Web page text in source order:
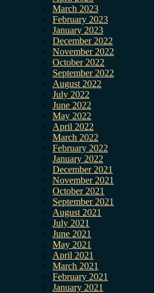
March 2023
February 2023
January 2023
December 2022
November 2022
October 2022
September 2022
August 2022
July 2022
June 2022
May 2022
April 2022
March 2022
February 2022
January 2022
December 2021
November 2021
October 2021
September 2021
August 2021
July 2021
June 2021
May 2021
April 2021
March 2021
February 2021
January 2021